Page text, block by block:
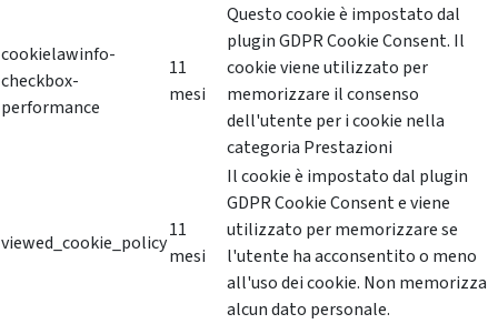
cookielawinfo-
checkbox-
performance
11
mesi
Questo cookie è impostato dal
plugin GDPR Cookie Consent. Il
cookie viene utilizzato per
memorizzare il consenso
dell'utente per i cookie nella
categoria Prestazioni
viewed_cookie_policy
11
mesi
Il cookie è impostato dal plugin
GDPR Cookie Consent e viene
utilizzato per memorizzare se
l'utente ha acconsentito o meno
all'uso dei cookie. Non memorizza
alcun dato personale.